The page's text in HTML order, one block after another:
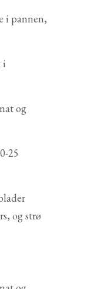
i pannen,
i
25
og strø